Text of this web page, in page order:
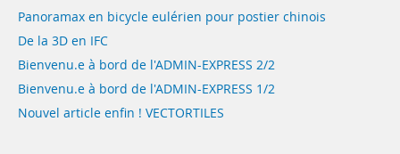
Panoramax en bicycle eulérien pour postier chinois
De la 3D en IFC
Bienvenu.e à bord de l'ADMIN-EXPRESS 2/2
Bienvenu.e à bord de l'ADMIN-EXPRESS 1/2
Nouvel article enfin ! VECTORTILES